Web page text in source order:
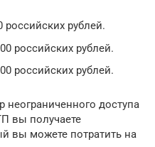
российских рублей.
российских рублей.
российских рублей.
неограниченного доступа
вы получаете
вы можете потратить на